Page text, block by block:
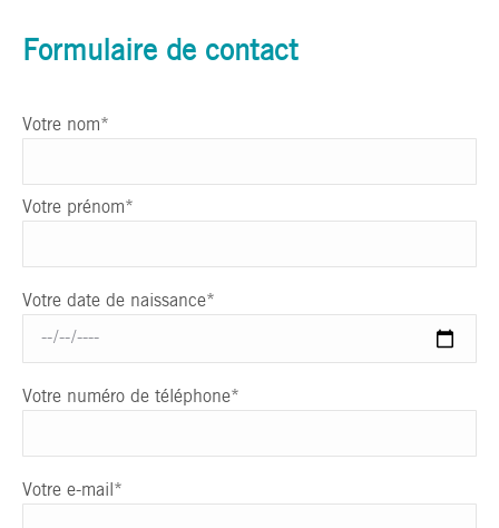
Formulaire de contact
Votre nom*
Votre prénom*
Votre date de naissance*
Votre numéro de téléphone*
Votre e-mail*